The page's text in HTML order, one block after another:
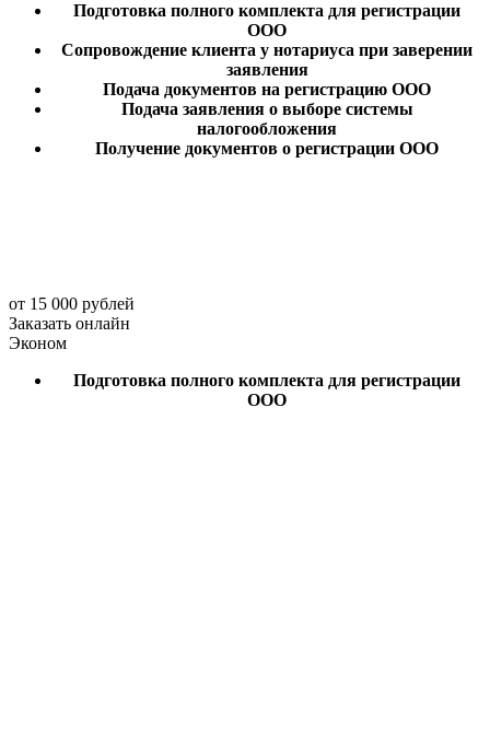
Подготовка полного комплекта для регистрации
ООО
Сопровождение клиента у нотариуса при заверении
заявления
Подача документов на регистрацию ООО
Подача заявления о выборе системы
налогообложения
Получение документов о регистрации ООО
от 15 000 рублей
Заказать онлайн
Эконом
Подготовка полного комплекта для регистрации
ООО